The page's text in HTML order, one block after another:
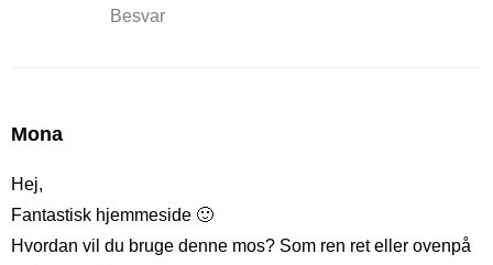
Besvar
Mona
Hej,
Fantastisk hjemmeside 🙂
Hvordan vil du bruge denne mos? Som ren ret eller ovenpå